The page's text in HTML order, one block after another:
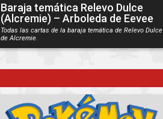
Baraja temática Relevo Dulce
(Alcremie) – Arboleda de Eevee
Todas las cartas de la baraja temática de Relevo Dulce
de Alcremie.